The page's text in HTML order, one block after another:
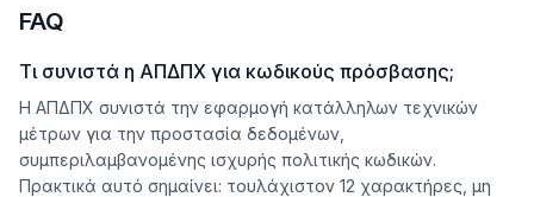
FAQ
Τι συνιστά η ΑΠΔΠΧ για κωδικούς πρόσβασης;
Η ΑΠΔΠΧ συνιστά την εφαρμογή κατάλληλων τεχνικών
μέτρων για την προστασία δεδομένων,
συμπεριλαμβανομένης ισχυρής πολιτικής κωδικών.
Πρακτικά αυτό σημαίνει: τουλάχιστον 12 χαρακτήρες, μη